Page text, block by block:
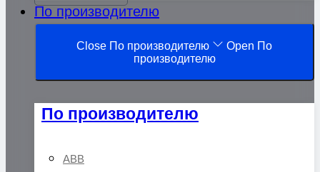
По производителю
Close По производителю
Open По
производителю
По производителю
ABB